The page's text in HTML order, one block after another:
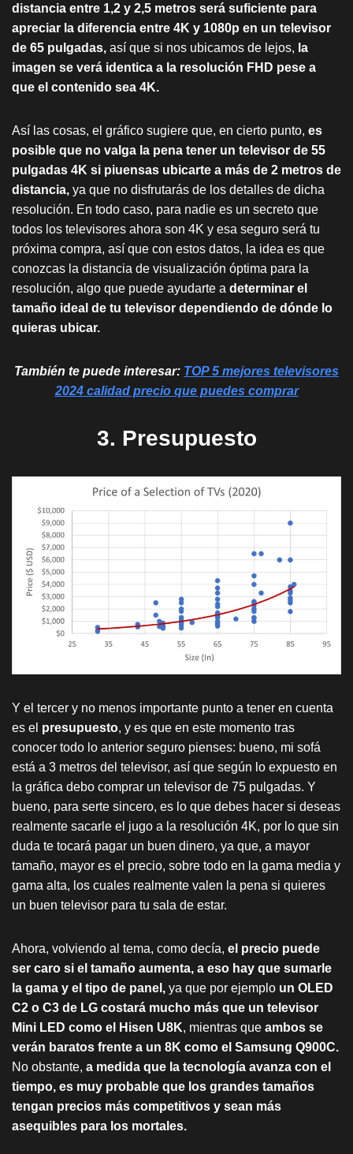
distancia entre 1,2 y 2,5 metros será suficiente para
apreciar la diferencia entre 4K y 1080p en un televisor
de 65 pulgadas, así que si nos ubicamos de lejos, la
imagen se verá identica a la resolución FHD pese a
que el contenido sea 4K.
Así las cosas, el gráfico sugiere que, en cierto punto, es
posible que no valga la pena tener un televisor de 55
pulgadas 4K si piuensas ubicarte a más de 2 metros de
distancia, ya que no disfrutarás de los detalles de dicha
resolución. En todo caso, para nadie es un secreto que
todos los televisores ahora son 4K y esa seguro será tu
próxima compra, así que con estos datos, la idea es que
conozcas la distancia de visualización óptima para la
resolución, algo que puede ayudarte a determinar el
tamaño ideal de tu televisor dependiendo de dónde lo
quieras ubicar.
También te puede interesar: TOP 5 mejores televisores
2024 calidad precio que puedes comprar
3. Presupuesto
Y el tercer y no menos importante punto a tener en cuenta
es el presupuesto, y es que en este momento tras
conocer todo lo anterior seguro pienses: bueno, mi sofá
está a 3 metros del televisor, así que según lo expuesto en
la gráfica debo comprar un televisor de 75 pulgadas. Y
bueno, para serte sincero, es lo que debes hacer si deseas
realmente sacarle el jugo a la resolución 4K, por lo que sin
duda te tocará pagar un buen dinero, ya que, a mayor
tamaño, mayor es el precio, sobre todo en la gama media y
gama alta, los cuales realmente valen la pena si quieres
un buen televisor para tu sala de estar.
Ahora, volviendo al tema, como decía, el precio puede
ser caro si el tamaño aumenta, a eso hay que sumarle
la gama y el tipo de panel, ya que por ejemplo un OLED
C2 o C3 de LG costará mucho más que un televisor
Mini LED como el Hisen U8K, mientras que ambos se
verán baratos frente a un 8K como el Samsung Q900C.
No obstante, a medida que la tecnología avanza con el
tiempo, es muy probable que los grandes tamaños
tengan precios más competitivos y sean más
asequibles para los mortales.